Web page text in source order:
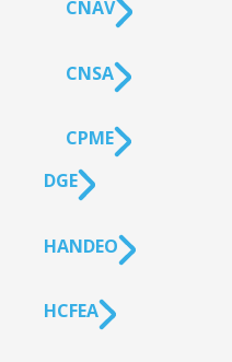
CNAV
CNSA
CPME
DGE
HANDEO
HCFEA